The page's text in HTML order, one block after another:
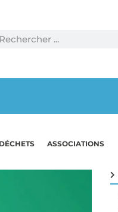
DÉCHETS ASSOCIATIONS